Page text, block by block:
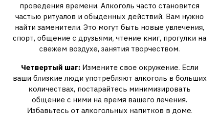
проведения времени. Алкоголь часто становится
частью ритуалов и обыденных действий. Вам нужно
найти заменители. Это могут быть новые увлечения,
спорт, общение с друзьями, чтение книг, прогулки на
свежем воздухе, занятия творчеством.
Четвертый шаг:Измените свое окружение. Если
ваши близкие люди употребляют алкоголь в больших
количествах, постарайтесь минимизировать
общение с ними на время вашего лечения.
Избавьтесь от алкогольных напитков в доме.